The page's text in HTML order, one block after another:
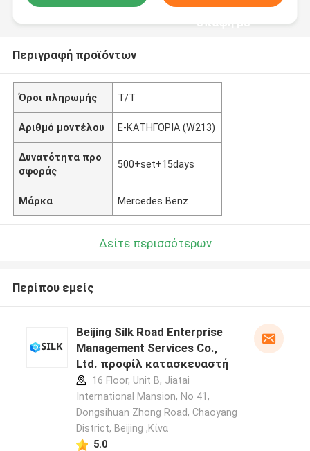
επαφή με
Περιγραφή προϊόντων
Όροι πληρωμής T/T
Αριθμό μοντέλου Ε-ΚΑΤΗΓΟΡΙΑ (W213)
Δυνατότητα προ
σφοράς
500+set+15days
Μάρκα Mercedes Benz
Δείτε περισσότερων
Περίπου εμείς
Beijing Silk Road Enterprise
Management Services Co.,
Ltd. προφίλ κατασκευαστή
16 Floor, Unit B, Jiatai
International Mansion, No 41,
Dongsihuan Zhong Road, Chaoyang
District, Beijing ,Κίνα
5.0